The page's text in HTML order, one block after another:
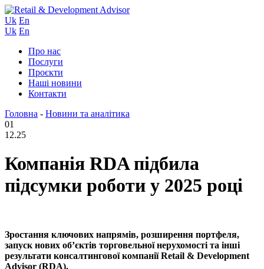
Uk En
Uk En
Про нас
Послуги
Проєкти
Наші новини
Контакти
Головна - Новини та аналітика
01
12.25
Компанія RDA підбила
підсумки роботи у 2025 році
Зростання ключових напрямів, розширення портфеля,
запуск нових об’єктів торговельної нерухомості та інші
результати консалтингової компанії Retail & Development
Advisor (RDA).